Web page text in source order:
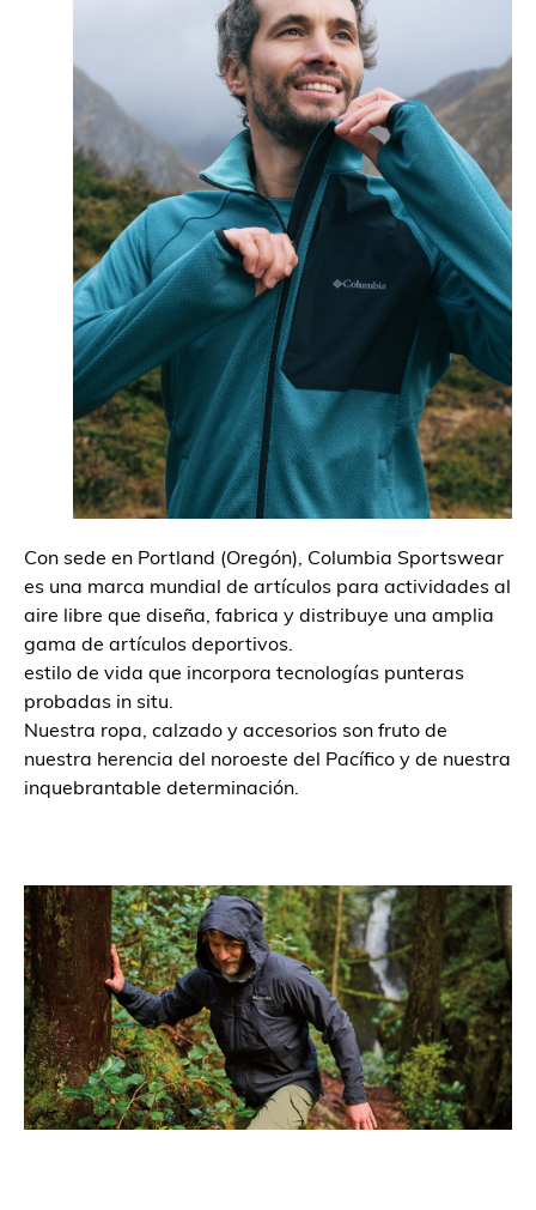
Con sede en Portland (Oregón), Columbia Sportswear
es una marca mundial de artículos para actividades al
aire libre que diseña, fabrica y distribuye una amplia
gama de artículos deportivos.
estilo de vida que incorpora tecnologías punteras
probadas in situ.
Nuestra ropa, calzado y accesorios son fruto de
nuestra herencia del noroeste del Pacífico y de nuestra
inquebrantable determinación.